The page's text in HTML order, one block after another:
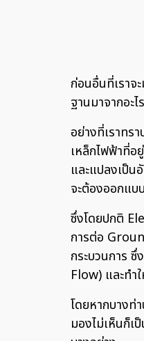
ก่อนอื่นที่เรา
ฐานมาจากอะ
อย่างที่เราท
เหล็กไฟฟ้าที่อ
และแปลงเป็
จะต้องออกแ
ซึ่งโดยปกติ
การต่อ
กระบวนการ
Flow) และทำ
โดยหากบางท่
มองไม่เห็นก็เ